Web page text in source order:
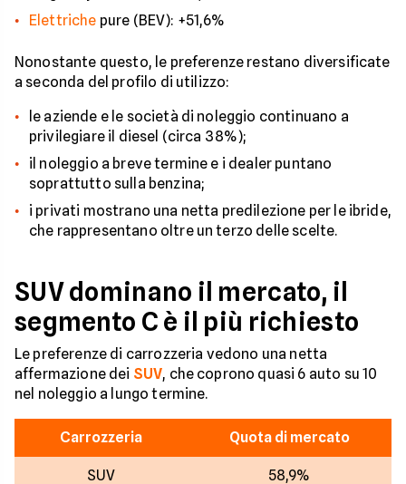
Elettriche pure (BEV): +51,6%
Nonostante questo, le preferenze restano diversificate
a seconda del profilo di utilizzo:
le aziende e le società di noleggio continuano a
privilegiare il diesel (circa 38%);
il noleggio a breve termine e i dealer puntano
soprattutto sulla benzina;
i privati mostrano una netta predilezione per le ibride,
che rappresentano oltre un terzo delle scelte.
SUV dominano il mercato, il
segmento C è il più richiesto
Le preferenze di carrozzeria vedono una netta
affermazione dei SUV, che coprono quasi 6 auto su 10
nel noleggio a lungo termine.
Carrozzeria Quota di mercato
SUV 58,9%